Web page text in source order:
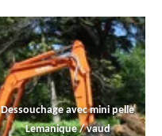
Dessouchage avec mini pelle
Lemanique / vaud